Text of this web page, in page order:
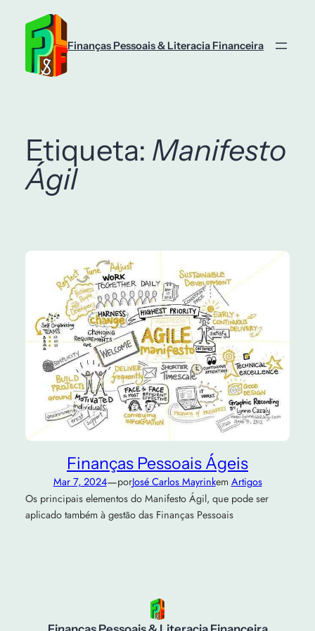
conteúdo
Finanças Pessoais & Literacia Financeira
Etiqueta: Manifesto
Ágil
Finanças Pessoais Ágeis
Mar 7, 2024—porJosé Carlos Mayrinkem Artigos
Os principais elementos do Manifesto Ágil, que pode ser
aplicado também à gestão das Finanças Pessoais